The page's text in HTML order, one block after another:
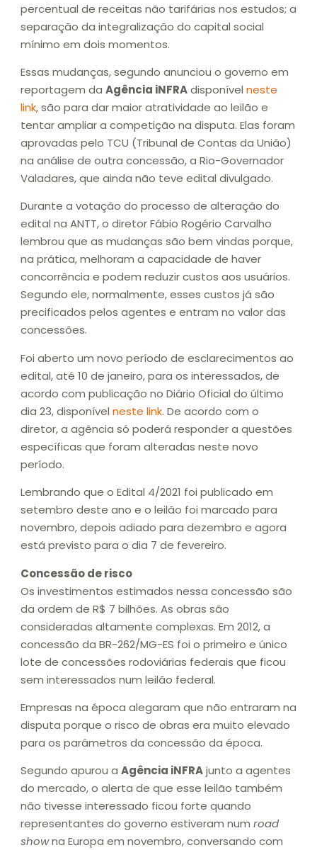
percentual de receitas não tarifárias nos estudos; a
separação da integralização do capital social
mínimo em dois momentos.
Essas mudanças, segundo anunciou o governo em
reportagem da Agência iNFRAdisponível neste
link, são para dar maior atratividade ao leilão e
tentar ampliar a competição na disputa. Elas foram
aprovadas pelo TCU (Tribunal de Contas da União)
na análise de outra concessão, a Rio-Governador
Valadares, que ainda não teve edital divulgado.
Durante a votação do processo de alteração do
edital na ANTT, o diretor Fábio Rogério Carvalho
lembrou que as mudanças são bem vindas porque,
na prática, melhoram a capacidade de haver
concorrência e podem reduzir custos aos usuários.
Segundo ele, normalmente, esses custos já são
precificados pelos agentes e entram no valor das
concessões.
Foi aberto um novo período de esclarecimentos ao
edital, até 10 de janeiro, para os interessados, de
acordo com publicação no Diário Oficial do último
dia 23, disponível neste link. De acordo com o
diretor, a agência só poderá responder a questões
específicas que foram alteradas neste novo
período.
Lembrando que o Edital 4/2021 foi publicado em
setembro deste ano e o leilão foi marcado para
novembro, depois adiado para dezembro e agora
está previsto para o dia 7 de fevereiro.
Concessão de risco
Os investimentos estimados nessa concessão são
da ordem de R$ 7 bilhões. As obras são
consideradas altamente complexas. Em 2012, a
concessão da BR-262/MG-ES foi o primeiro e único
lote de concessões rodoviárias federais que ficou
sem interessados num leilão federal.
Empresas na época alegaram que não entraram na
disputa porque o risco de obras era muito elevado
para os parâmetros da concessão da época.
Segundo apurou a Agência iNFRAjunto a agentes
do mercado, o alerta de que esse leilão também
não tivesse interessado ficou forte quando
representantes do governo estiveram num road
showna Europa em novembro, conversando com